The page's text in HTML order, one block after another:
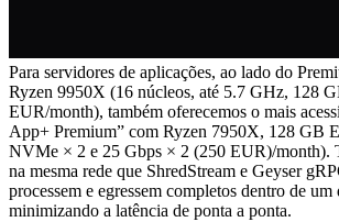
Para servidores de aplicações, ao lado do
Ryzen 9950X (16 núcleos, até 5.7 GHz, 128
EUR/month), também oferecemos o mais
App+ Premium” com Ryzen 7950X, 128 GB
NVMe × 2 e 25 Gbps × 2 (250 EUR)/month).
na mesma rede que ShredStream e Geyser
processem e egressem completos dentro de
minimizando a latência de ponta a ponta.